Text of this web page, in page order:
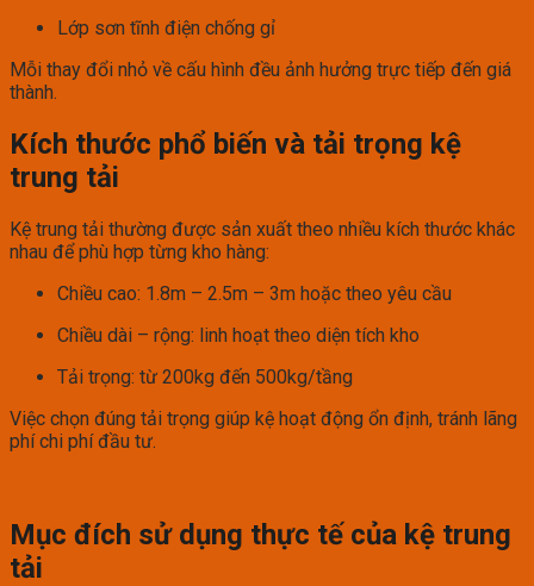
Lớp sơn tĩnh điện chống gỉ
Mỗi thay đổi nhỏ về cấu hình đều ảnh hưởng trực tiếp đến giá
thành.
Kích thước phổ biến và tải trọng kệ
trung tải
Kệ trung tải thường được sản xuất theo nhiều kích thước khác
nhau để phù hợp từng kho hàng:
Chiều cao: 1.8m – 2.5m – 3m hoặc theo yêu cầu
Chiều dài – rộng: linh hoạt theo diện tích kho
Tải trọng: từ 200kg đến 500kg/tầng
Việc chọn đúng tải trọng giúp kệ hoạt động ổn định, tránh lãng
phí chi phí đầu tư.
Mục đích sử dụng thực tế của kệ trung
tải